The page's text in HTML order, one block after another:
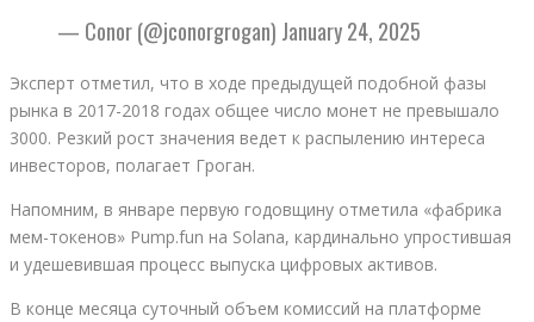
— Conor (@jconorgrogan) January 24, 2025
Эксперт отметил, что в ходе предыдущей подобной фазы
рынка в 2017-2018 годах общее число монет не превышало
3000. Резкий рост значения ведет к распылению интереса
инвесторов, полагает Гроган.
Напомним, в январе первую годовщину отметила «фабрика
мем-токенов» Pump.fun на Solana, кардинально упростившая
и удешевившая процесс выпуска цифровых активов.
В конце месяца суточный объем комиссий на платформе